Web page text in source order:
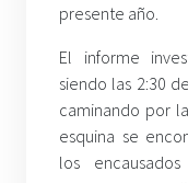
presente año.
El informe
siendo las 2:30
caminando por
esquina se
los